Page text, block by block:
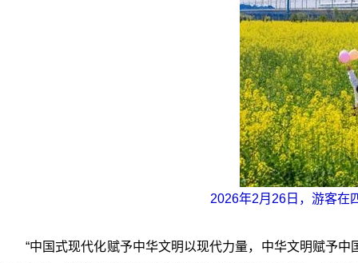
2026年2月26日，游客在
“中国式现代化赋予中华文明以现代力量，中华文明赋予